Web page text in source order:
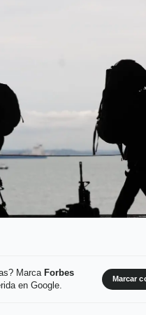
Marca Forbes
en Google.
Marcar